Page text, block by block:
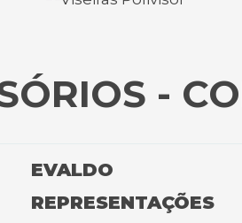
-
EVALDO
REPRESENTAÇÕES